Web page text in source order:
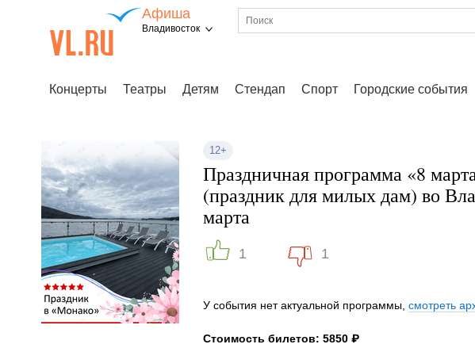
Афиша
Владивосток
Концерты Театры Детям Стендап Спорт Городские события
12+
Праздничная программа «8
(праздник для милых дам) во
марта
1 1
У события нет актуальной программы, смотреть
Стоимость билетов: 5850 ₽